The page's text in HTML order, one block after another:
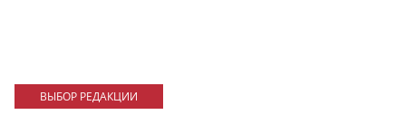
ВЫБОР РЕДАКЦИИ